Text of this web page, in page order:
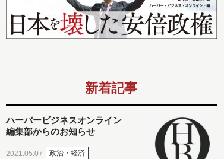
新着記事
ハーバービジネスオンライン
編集部からのお知らせ
2021.05.07 政治・経済